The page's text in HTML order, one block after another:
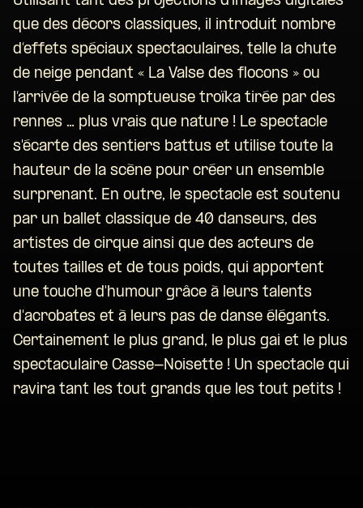
que des décors classiques, il introduit nombre
d’effets spéciaux spectaculaires, telle la chute
de neige pendant « La Valse des flocons » ou
l’arrivée de la somptueuse troïka tirée par des
rennes … plus vrais que nature ! Le spectacle
s'écarte des sentiers battus et utilise toute la
hauteur de la scène pour créer un ensemble
surprenant. En outre, le spectacle est soutenu
par un ballet classique de 40 danseurs, des
artistes de cirque ainsi que des acteurs de
toutes tailles et de tous poids, qui apportent
une touche d'humour grâce à leurs talents
d'acrobates et à leurs pas de danse élégants.
Certainement le plus grand, le plus gai et le plus
spectaculaire Casse-Noisette ! Un spectacle qui
ravira tant les tout grands que les tout petits !